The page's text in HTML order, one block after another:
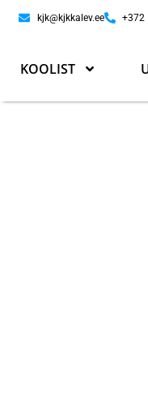
kjk@kjkkalev.ee +372
KOOLIST